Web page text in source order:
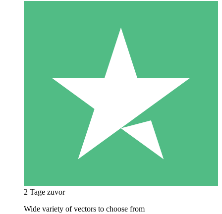
2 Tage zuvor
Wide variety of vectors to choose from